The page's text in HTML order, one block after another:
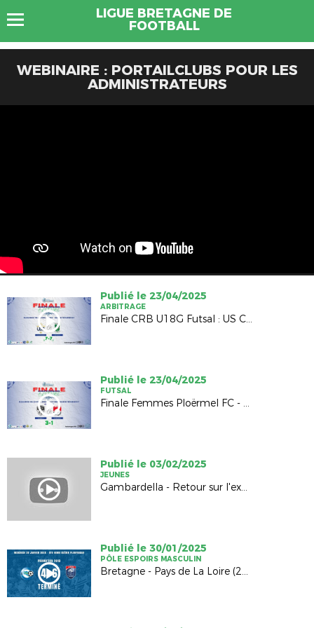
LIGUE BRETAGNE DE
FOOTBALL
WEBINAIRE : PORTAILCLUBS POUR LES
ADMINISTRATEURS
Publié le 23/04/2025
ARBITRAGE
Finale CRB U18G Futsal : US Châteaugiron - GSI Pontivy (7-7, 3-1 TAB)
Publié le 23/04/2025
FUTSAL
Finale Femmes Ploërmel FC - EA St Renan (3-1)
Publié le 03/02/2025
JEUNES
Gambardella - Retour sur l'exploit de Dinan Léhon FC
Publié le 30/01/2025
PÔLE ESPOIRS MASCULIN
Bretagne - Pays de La Loire (2010) : 4-6